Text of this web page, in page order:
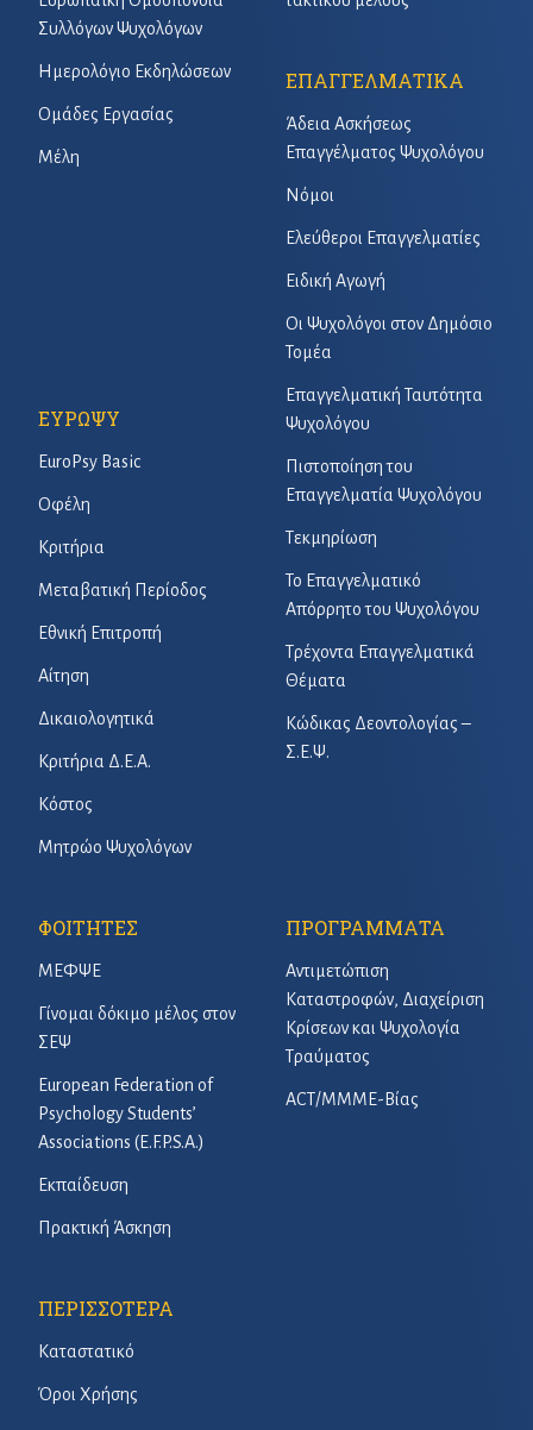
Συλλόγων Ψυχολόγων
Ημερολόγιο Εκδηλώσεων
Ομάδες Εργασίας
Μέλη
ΕΠΑΓΓΕΛΜΑΤΙΚΑ
Άδεια Ασκήσεως
Επαγγέλματος Ψυχολόγου
Νόμοι
Ελεύθεροι Επαγγελματίες
Ειδική Αγωγή
Οι Ψυχολόγοι στον Δημόσιο
Τομέα
Επαγγελματική Ταυτότητα
Ψυχολόγου
Πιστοποίηση του
Επαγγελματία Ψυχολόγου
Τεκμηρίωση
Το Επαγγελματικό
Απόρρητο του Ψυχολόγου
Τρέχοντα Επαγγελματικά
Θέματα
Κώδικας Δεοντολογίας –
Σ.Ε.Ψ.
ΕΥΡΩΨΥ
EuroPsy Basic
Οφέλη
Κριτήρια
Μεταβατική Περίοδος
Εθνική Επιτροπή
Αίτηση
Δικαιολογητικά
Κριτήρια Δ.Ε.Α.
Κόστος
Μητρώο Ψυχολόγων
ΦΟΙΤΗΤΕΣ
ΜΕΦΨΕ
Γίνομαι δόκιμο μέλος στον
ΣΕΨ
European Federation of
Psychology Students’
Associations (E.F.P.S.A.)
Εκπαίδευση
Πρακτική Άσκηση
ΠΡΟΓΡΑΜΜΑΤΑ
Αντιμετώπιση
Καταστροφών, Διαχείριση
Κρίσεων και Ψυχολογία
Τραύματος
ACT/ΜΜΜΕ-Βίας
ΠΕΡΙΣΣΟΤΕΡΑ
Καταστατικό
Όροι Χρήσης